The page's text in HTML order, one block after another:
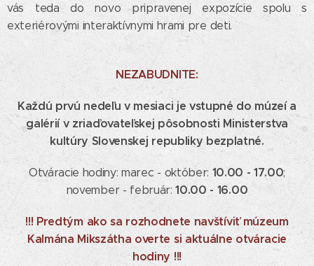
vás teda do novo pripravenej expozície spolu s
exteriérovými interaktívnymi hrami pre deti.
NEZABUDNITE:
Každú prvú nedeľu v mesiaci je vstupné do múzeí a
galérií v zriaďovateľskej pôsobnosti Ministerstva
kultúry Slovenskej republiky bezplatné.
Otváracie hodiny: marec - október: 10.00 - 17.00;
november - február:10.00 - 16.00
!!! Predtým ako sa rozhodnete navštíviť múzeum
Kalmána Mikszátha overte si aktuálne otváracie
hodiny !!!